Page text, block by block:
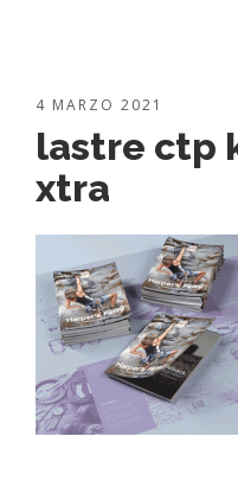
4 MARZO 2021
lastre ctp
xtra